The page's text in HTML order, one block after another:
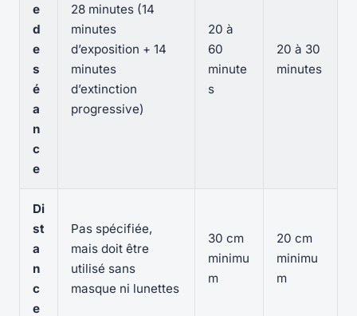
e
d
e
s
é
a
n
c
e
28 minutes (14
minutes
d’exposition + 14
minutes
d’extinction
progressive)
20 à
60
minute
s
20 à 30
minutes
Di
st
a
n
c
e
Pas spécifiée,
mais doit être
utilisé sans
masque ni lunettes
30 cm
minimu
m
20 cm
minimu
m